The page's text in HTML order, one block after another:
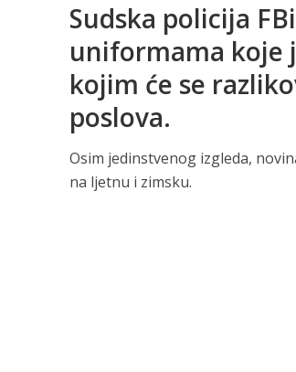
Sudska policija
uniformama koje
kojim će se
poslova.
Osim jedinstvenog izgleda,
na ljetnu i zimsku.